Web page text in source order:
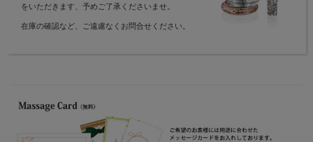
をいただきます、予めご了承くださいませ。
在庫の確認など、ご遠慮なくお問合せください。